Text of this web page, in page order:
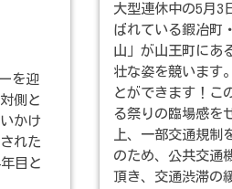
を迎
側と
かけ
れた
目と
大型連休中の5月3
ばれている鍜冶町
山」が山王町にあ
壮な姿を競います
とができます！こ
る祭りの臨場感を
上、一部交通規
のため、公共交通
頂き、交通渋滞の